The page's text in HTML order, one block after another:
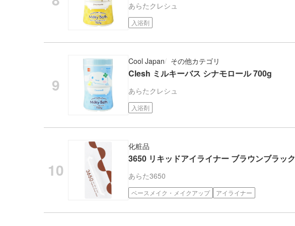
あらた クレシュ
入浴剤
Cool Japan その他カテゴリ
Clesh ミルキーバス シナモロール 700g
あらた クレシュ
入浴剤
化粧品
3650 リキッドアイライナー ブラウンブラック
あらた3650
ベースメイク・メイクアップ アイライナー